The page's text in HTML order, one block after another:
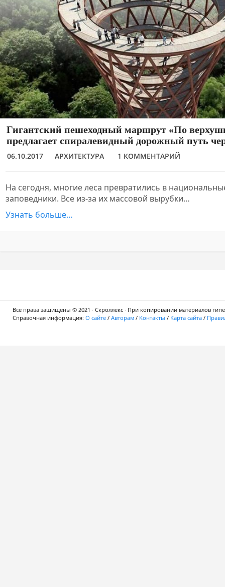
Гигантский пешеходный маршрут «По
предлагает спиралевидный дорожный путь
06.10.2017 АРХИТЕКТУРА 1 КОММЕНТАРИЙ
На сегодня, многие леса превратились в
заповедники. Все из-за их массовой вырубки…
Узнать больше…
Все права защищены © 2021 · Скроллекс · При копировании материалов
Справочная информация: О сайте / Авторам / Контакты / Карта сайта /